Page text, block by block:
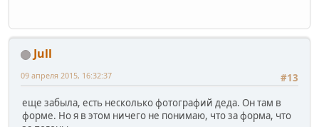
Jull
#13
09 апреля 2015, 16:32:37
еще забыла, есть несколько фотографий деда. Он там в
форме. Но я в этом ничего не понимаю, что за форма, что